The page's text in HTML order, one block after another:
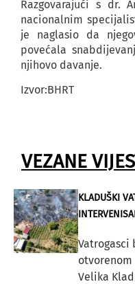
Razgovarajući s dr.
nacionalnim
je naglasio da
povećala
njihovo davanje.
Izvor:BHRT
VEZANE
KLADUŠKI
Vatrogasci
otvorenom
Velika